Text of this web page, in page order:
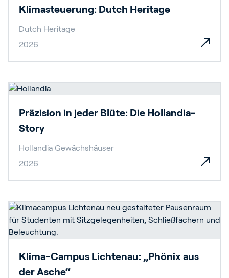
Klimasteuerung: Dutch Heritage
Dutch Heritage
2026
Präzision in jeder Blüte: Die Hollandia-
Story
Hollandia Gewächshäuser
2026
Klima-Campus Lichtenau: „Phönix aus
der Asche“